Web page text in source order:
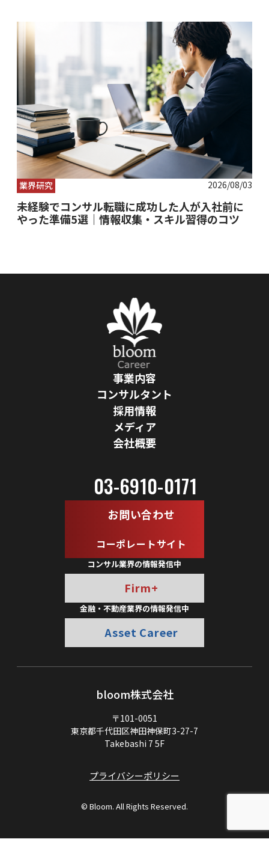
業界研究 2026/08/03
未経験でコンサル転職に成功した人が入社前に
やった準備5選｜情報収集・スキル習得のコツ
事業内容
コンサルタント
採用情報
メディア
会社概要
bloom株式会社
〒101-0051
東京都千代田区神田神保町3-27-7
Takebashi 7 5F
プライバシーポリシー
© Bloom. All Rights Reserved.
03-6910-0171
お問い合わせ
コーポレートサイト
コンサル業界の情報発信中
Firm+
金融・不動産業界の情報発信中
Asset Career